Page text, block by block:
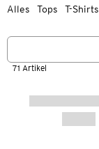
Alles Tops T-Shirts
71 Artikel